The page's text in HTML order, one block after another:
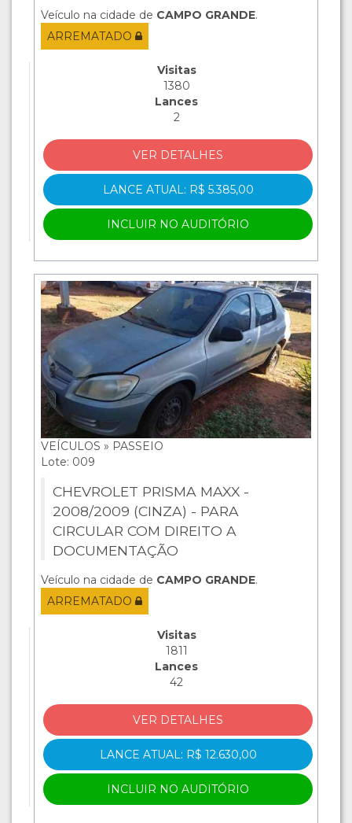
Veículo na cidade de CAMPO GRANDE.
ARREMATADO
Visitas
1380
Lances
2
VER DETALHES
LANCE ATUAL: R$ 5.385,00
INCLUIR NO AUDITÓRIO
VEÍCULOS » PASSEIO
Lote: 009
CHEVROLET PRISMA MAXX -
2008/2009 (CINZA) - PARA
CIRCULAR COM DIREITO A
DOCUMENTAÇÃO
Veículo na cidade de CAMPO GRANDE.
ARREMATADO
Visitas
1811
Lances
42
VER DETALHES
LANCE ATUAL: R$ 12.630,00
INCLUIR NO AUDITÓRIO